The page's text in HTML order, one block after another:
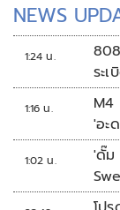
NEWS
1:24 น.
ระ
1:16 น.
'อะ
1:02 น.
'ดั๊ม